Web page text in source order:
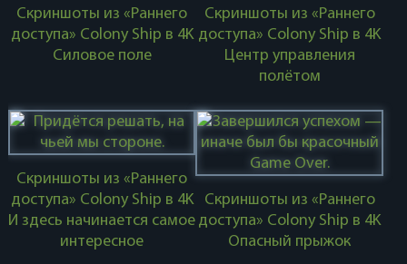
Скриншоты из «Раннего
доступа» Colony Ship в 4K
Силовое поле
Скриншоты из «Раннего
доступа» Colony Ship в 4K
Центр управления
полётом
Скриншоты из «Раннего
доступа» Colony Ship в 4K
И здесь начинается самое
интересное
Скриншоты из «Раннего
доступа» Colony Ship в 4K
Опасный прыжок